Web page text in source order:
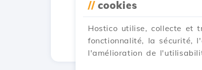
Inscris-toi avec
// cookies
Hostico utilise, collecte et
fonctionnalité, la sécurité,
l'amélioration de